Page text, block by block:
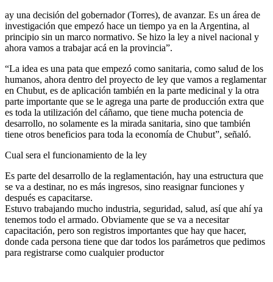
ay una decisión del gobernador (Torres), de avanzar. Es un área de
investigación que empezó hace un tiempo ya en la Argentina, al
principio sin un marco normativo. Se hizo la ley a nivel nacional y
ahora vamos a trabajar acá en la provincia”.
“La idea es una pata que empezó como sanitaria, como salud de los
humanos, ahora dentro del proyecto de ley que vamos a reglamentar
en Chubut, es de aplicación también en la parte medicinal y la otra
parte importante que se le agrega una parte de producción extra que
es toda la utilización del cáñamo, que tiene mucha potencia de
desarrollo, no solamente es la mirada sanitaria, sino que también
tiene otros beneficios para toda la economía de Chubut”, señaló.
Cual sera el funcionamiento de la ley
Es parte del desarrollo de la reglamentación, hay una estructura que
se va a destinar, no es más ingresos, sino reasignar funciones y
después es capacitarse.
Estuvo trabajando mucho industria, seguridad, salud, así que ahí ya
tenemos todo el armado. Obviamente que se va a necesitar
capacitación, pero son registros importantes que hay que hacer,
donde cada persona tiene que dar todos los parámetros que pedimos
para registrarse como cualquier productor